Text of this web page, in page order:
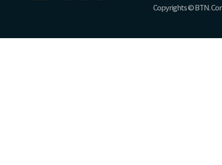
Copyrights © BTN.